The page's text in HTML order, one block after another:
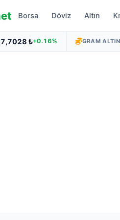
Borsa Döviz Altın
₺+0.16% GRAM ALTIN